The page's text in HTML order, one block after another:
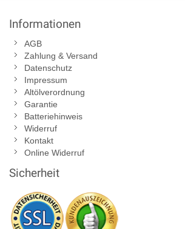
Informationen
AGB
Zahlung & Versand
Datenschutz
Impressum
Altölverordnung
Garantie
Batteriehinweis
Widerruf
Kontakt
Online Widerruf
Sicherheit